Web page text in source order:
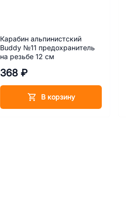
Карабин альпинистский
Buddy №11 предохранитель
на резьбе 12 см
368 ₽
В корзину